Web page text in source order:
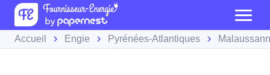
Accueil Engie Pyrénées-Atlantiques